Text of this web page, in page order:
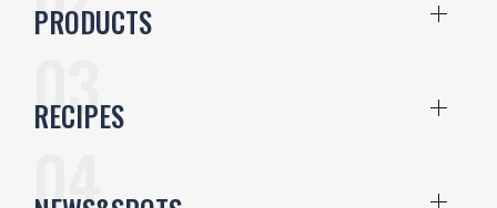
PRODUCTS
RECIPES